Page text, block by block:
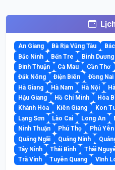
An Giang Bà Rịa Vũng Tàu
Bắc Ninh
Bến Tre Bình Dương
Bình Thuận
Cà Mau Cần Thơ
Đắk Nông
Điện Biên Đồng Nai
Hà Giang
Hà Nam Hà Nội
Hậu Giang
Hồ Chí Minh Hòa
Khánh Hòa
Kiên Giang Kon
Lạng Sơn
Lào Cai Long An
Ninh Thuận
Phú Thọ Phú Yên
Quảng Ngãi
Quảng Ninh
Tây Ninh
Thái Bình Thái
Trà Vinh
Tuyên Quang Vĩnh